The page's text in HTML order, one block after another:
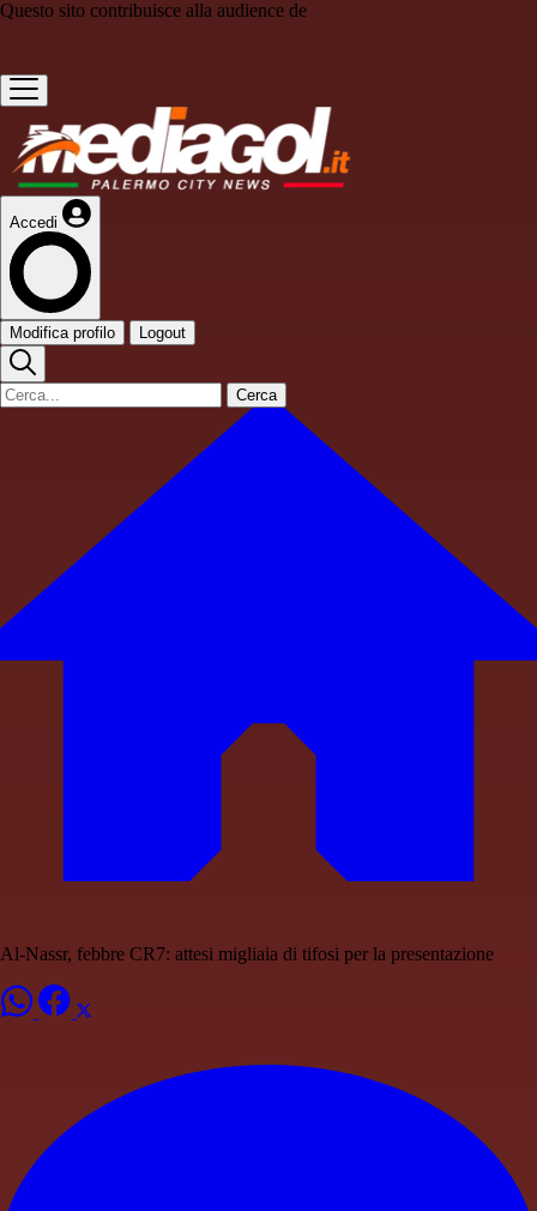
Questo sito contribuisce alla audience de
Accedi
Modifica profilo Logout
Cerca
Al-Nassr, febbre CR7: attesi migliaia di tifosi per la presentazione